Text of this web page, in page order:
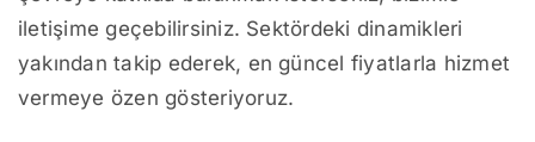
iletişime geçebilirsiniz. Sektördeki dinamikleri
yakından takip ederek, en güncel fiyatlarla hizmet
vermeye özen gösteriyoruz.